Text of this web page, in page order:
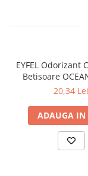
EYFEL Odorizant
Betisoare
20,34 Lei
ADAUGA IN